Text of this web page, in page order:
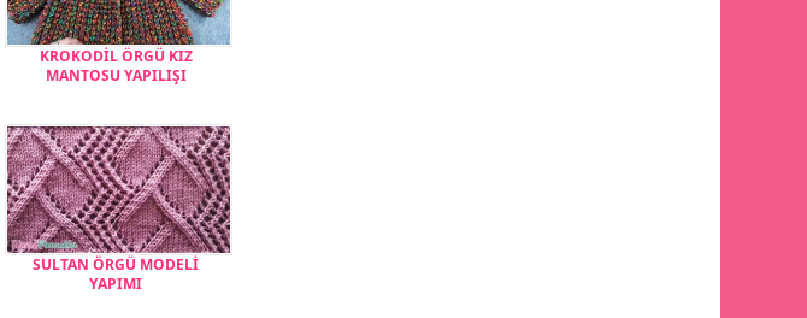
KROKODİL ÖRGÜ KIZ
MANTOSU YAPILIŞI
SULTAN ÖRGÜ MODELİ
YAPIMI